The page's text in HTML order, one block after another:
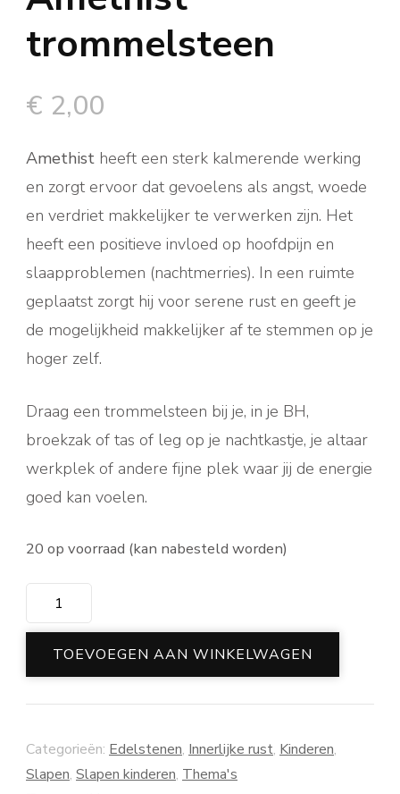
trommelsteen
€ 2,00
Amethist heeft een sterk kalmerende werking
en zorgt ervoor dat gevoelens als angst, woede
en verdriet makkelijker te verwerken zijn. Het
heeft een positieve invloed op hoofdpijn en
slaapproblemen (nachtmerries). In een ruimte
geplaatst zorgt hij voor serene rust en geeft je
de mogelijkheid makkelijker af te stemmen op je
hoger zelf.
Draag een trommelsteen bij je, in je BH,
broekzak of tas of leg op je nachtkastje, je altaar
werkplek of andere fijne plek waar jij de energie
goed kan voelen.
20 op voorraad (kan nabesteld worden)
Amethist
trommelsteen
aantalTOEVOEGEN AAN WINKELWAGEN
Categorieën: Edelstenen, Innerlijke rust, Kinderen,
Slapen, Slapen kinderen, Thema's